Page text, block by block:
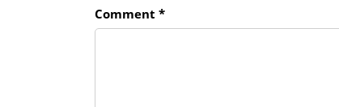
Comment *